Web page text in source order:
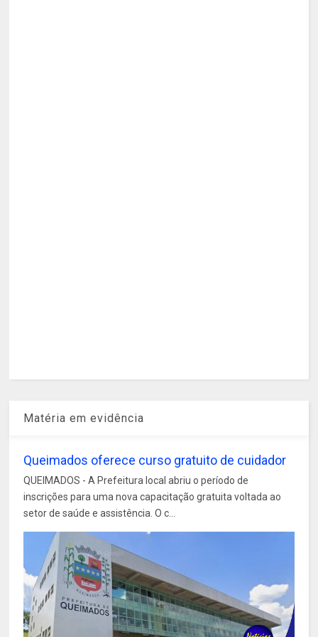
Matéria em evidência
Queimados oferece curso gratuito de cuidador
QUEIMADOS - A Prefeitura local abriu o período de
inscrições para uma nova capacitação gratuita voltada ao
setor de saúde e assistência. O c...